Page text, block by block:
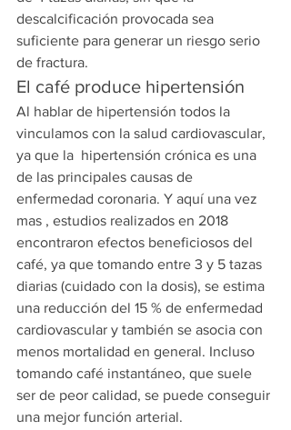
descalcificación provocada sea
suficiente para generar un riesgo serio
de fractura.
El café produce hipertensión
Al hablar de hipertensión todos la
vinculamos con la salud cardiovascular,
ya que la  hipertensión crónica es una
de las principales causas de
enfermedad coronaria. Y aquí una vez
mas , estudios realizados en 2018
encontraron efectos beneficiosos del
café, ya que tomando entre 3 y 5 tazas
diarias (cuidado con la dosis), se estima
una reducción del 15 % de enfermedad
cardiovascular y también se asocia con
menos mortalidad en general. Incluso
tomando café instantáneo, que suele
ser de peor calidad, se puede conseguir
una mejor función arterial.